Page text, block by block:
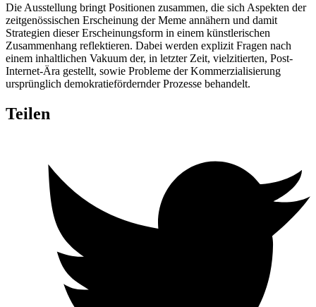
Die Ausstellung bringt Positionen zusammen, die sich Aspekten der
zeitgenössischen Erscheinung der Meme annähern und damit
Strategien dieser Erscheinungsform in einem künstlerischen
Zusammenhang reflektieren. Dabei werden explizit Fragen nach
einem inhaltlichen Vakuum der, in letzter Zeit, vielzitierten, Post-
Internet-Ära gestellt, sowie Probleme der Kommerzialisierung
ursprünglich demokratiefördernder Prozesse behandelt.
Teilen